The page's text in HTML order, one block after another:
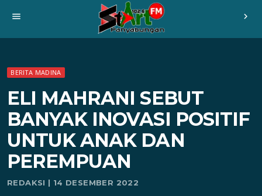
menu chevron_right
BERITA MADINA
ELI MAHRANI SEBUT
BANYAK INOVASI POSITIF
UNTUK ANAK DAN
PEREMPUAN
REDAKSI | 14 DESEMBER 2022